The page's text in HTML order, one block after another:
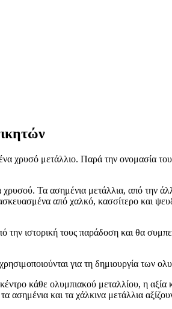
χρυσό μετάλλιο. Παρά την ονομασία
Τα ασημένια μετάλλια, από την
από χαλκό, κασσίτερο και
ιστορική τους παράδοση και θα
για τη δημιουργία των
κάθε ολυμπιακού μεταλλίου, η
και τα χάλκινα μετάλλια